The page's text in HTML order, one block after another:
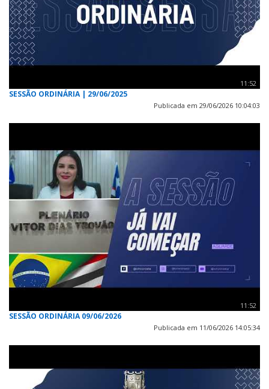
11:52
SESSÃO ORDINÁRIA | 29/06/2025
Publicada em 29/06/2026 10:04:03
11:52
SESSÃO ORDINÁRIA 09/06/2026
Publicada em 11/06/2026 14:05:34